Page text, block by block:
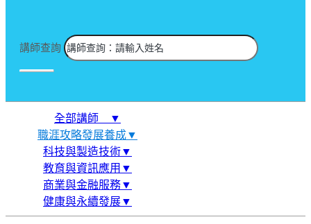
講師查詢
全部講師 ▼
職涯攻略發展養成▼
科技與製造技術▼
教育與資訊應用▼
商業與金融服務▼
健康與永續發展▼